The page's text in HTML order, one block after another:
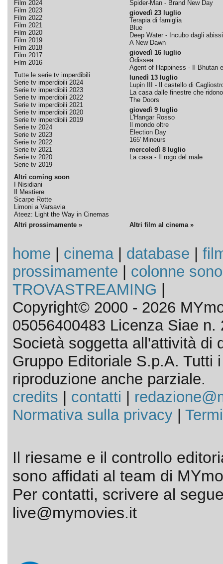
Film 2024
Film 2023
Film 2022
Film 2021
Film 2020
Film 2019
Film 2018
Film 2017
Film 2016
Tutte le serie tv imperdibili
Serie tv imperdibili 2024
Serie tv imperdibili 2023
Serie tv imperdibili 2022
Serie tv imperdibili 2021
Serie tv imperdibili 2020
Serie tv imperdibili 2019
Serie tv 2024
Serie tv 2023
Serie tv 2022
Serie tv 2021
Serie tv 2020
Serie tv 2019
Altri coming soon
I Nisidiani
Il Mestiere
Scarpe Rotte
Limoni a Varsavia
Ateez: Light the Way in Cinemas
Spider-Man - Brand New Day
giovedì 23 luglio
Terapia di famiglia
Blue
Deep Water - Incubo dagli abissi
A New Dawn
giovedì 16 luglio
Odissea
Agent of Happiness - Il Bhutan
lunedì 13 luglio
Lupin III - Il castello di
La casa dalle finestre che ridono
The Doors
giovedì 9 luglio
L'Hangar Rosso
Il mondo oltre
Election Day
165' Mineurs
mercoledì 8 luglio
La casa - Il rogo del male
Altri prossimamente » Altri film al cinema »
home cinema| database
prossimamente
colonne
TROVASTREAMING
Copyright© 2000 - 2026
05056400483 Licenza Siae n.
Società soggetta all'attività di
Gruppo Editoriale S.p.A. Tutti
riproduzione anche parziale.
credits
contatti
Normativa sulla privacy|
Il riesame e il controllo
sono affidati al team di
Per contatti, scrivere al
live@mymovies.it